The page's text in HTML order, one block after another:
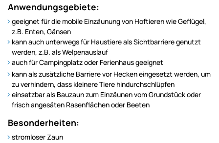
Anwendungsgebiete:
geeignet für die mobile Einzäunung von Hoftieren wie Geflügel,
z.B. Enten, Gänsen
kann auch unterwegs für Haustiere als Sichtbarriere genutzt
werden, z.B. als Welpenauslauf
auch für Campingplatz oder Ferienhaus geeignet
kann als zusätzliche Barriere vor Hecken eingesetzt werden, um
zu verhindern, dass kleinere Tiere hindurchschlüpfen
einsetzbar als Bauzaun zum Einzäunen vom Grundstück oder
frisch angesäten Rasenflächen oder Beeten
Besonderheiten:
stromloser Zaun